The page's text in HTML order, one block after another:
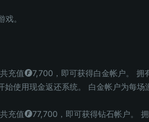
。
充值◎7,700，即可获得白金帐户。
使用现金返还系统。 白金帐户为每场
充值◎77,700，即可获得钻石帐户。